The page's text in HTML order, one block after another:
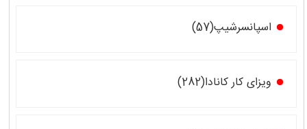
اسپانسرشیپ(57)
ویزای کار کانادا(282)